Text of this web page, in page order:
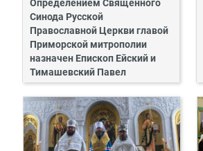
Определением Священного
Синода Русской
Православной Церкви главой
Приморской митрополии
назначен Епископ Ейский и
Тимашевский Павел